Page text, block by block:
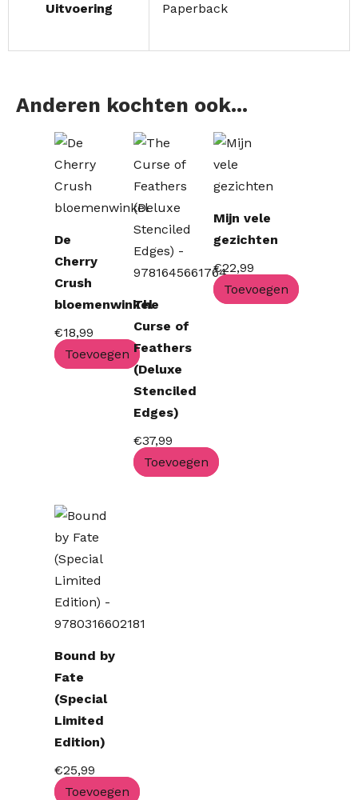
Uitvoering Paperback
Anderen kochten ook...
De
Cherry
Crush
bloemenwinkel
€18,99
Toevoegen
The
Curse of
Feathers
(Deluxe
Stenciled
Edges)
€37,99
Toevoegen
Mijn vele
gezichten
€22,99
Toevoegen
Bound by
Fate
(Special
Limited
Edition)
€25,99
Toevoegen